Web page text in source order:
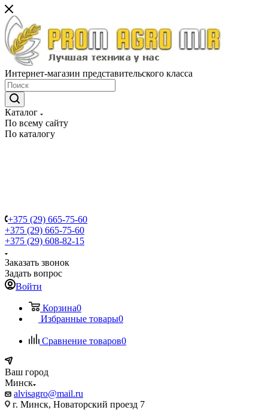
Интернет-магазин представительского класса
Каталог
По всему сайту
По каталогу
+375 (29) 665-75-60
+375 (29) 665-75-60
+375 (29) 608-82-15
Заказать звонок
Задать вопрос
Войти
Корзина0
Избранные товары0
Сравнение товаров0
Ваш город
Минск
alvisagro@mail.ru
г. Минск, Новаторский проезд 7